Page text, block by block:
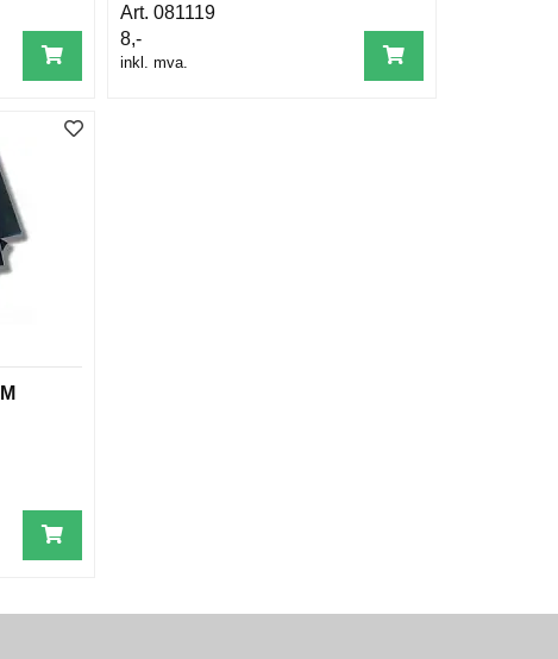
081119
8,-
inkl. mva.